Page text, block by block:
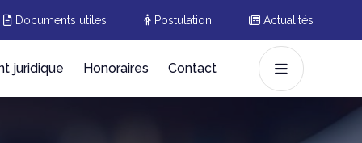
Documents utiles Postulation Actualités
juridique Honoraires Contact